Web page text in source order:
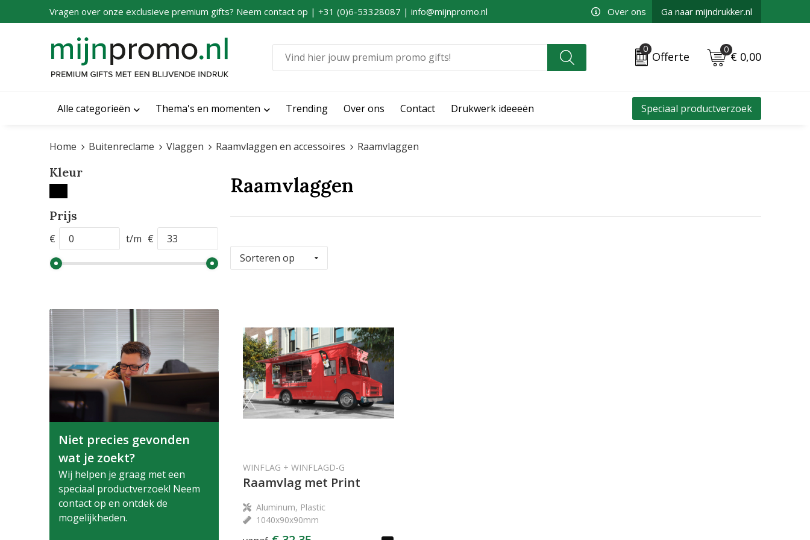
Vragen over onze exclusieve premium gifts? Neem contact op | +31 (0)6-53328087 | info@mijnpromo.nl Over ons Ga naar mijndrukker.nl
0
Offerte
0
€ 0,00
Alle categorieën Thema's en momenten Trending Over ons Contact Drukwerk ideeeën Speciaal productverzoek
Home Buitenreclame Vlaggen Raamvlaggen en accessoires Raamvlaggen
Kleur
Prijs
€ t/m €
Niet precies gevonden
wat je zoekt?
Wij helpen je graag met een
speciaal productverzoek! Neem
contact op en ontdek de
mogelijkheden.
Raamvlaggen
WINFLAG + WINFLAGD-G
Raamvlag met Print
Aluminum, Plastic
1040x90x90mm